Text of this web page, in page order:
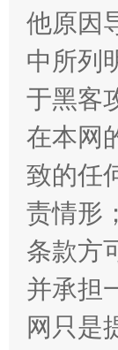
揭
他原因
中所列
于黑客
在本网
致的任
责情形；
条款方
并承担
网只是